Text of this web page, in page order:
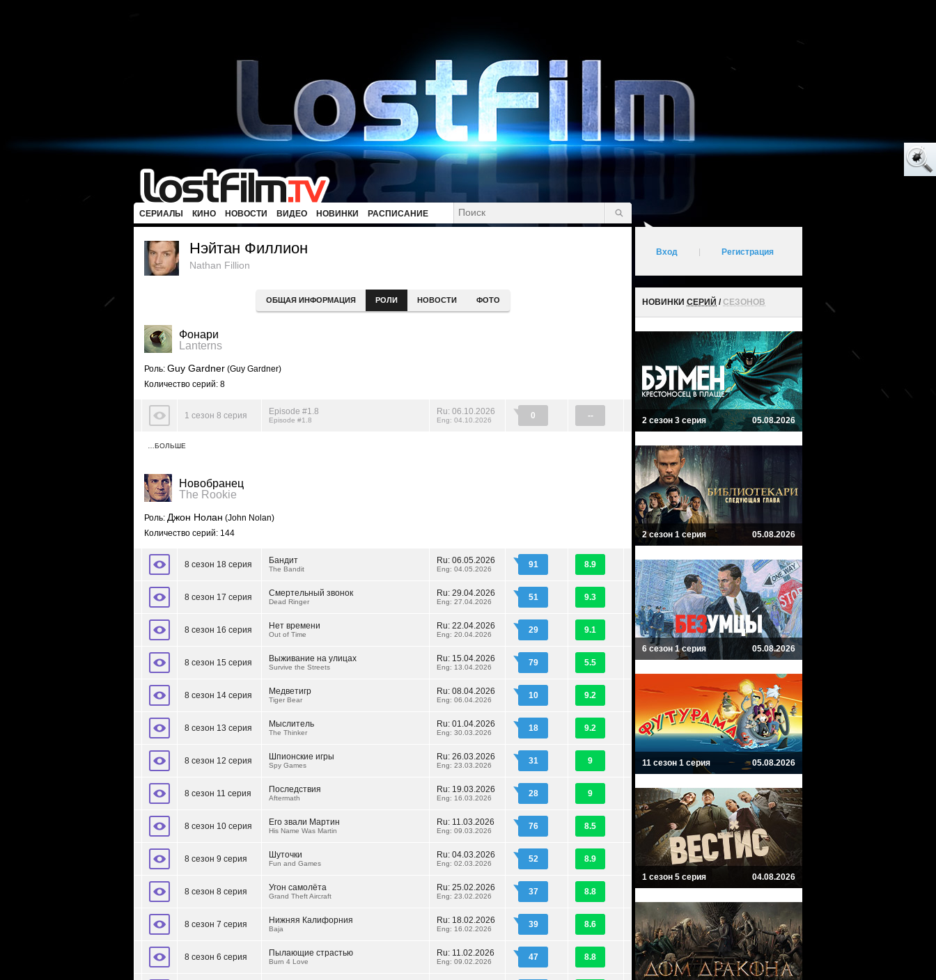
СЕРИАЛЫ КИНО НОВОСТИ ВИДЕО НОВИНКИ РАСПИСАНИЕ
Нэйтан Филлион
Nathan Fillion
ОБЩАЯ ИНФОРМАЦИЯ РОЛИ НОВОСТИ ФОТО
Фонари
Lanterns
Роль: Guy Gardner (Guy Gardner)
Количество серий: 8
1 сезон 8 серия Episode #1.8
Episode #1.8
Ru: 06.10.2026
Eng: 04.10.2026 0 --
…БОЛЬШЕ
Новобранец
The Rookie
Роль: Джон Нолан (John Nolan)
Количество серий: 144
8 сезон 18 серия Бандит
The Bandit
Ru: 06.05.2026
Eng: 04.05.2026 91 8.9
8 сезон 17 серия Смертельный звонок
Dead Ringer
Ru: 29.04.2026
Eng: 27.04.2026 51 9.3
8 сезон 16 серия Нет времени
Out of Time
Ru: 22.04.2026
Eng: 20.04.2026 29 9.1
8 сезон 15 серия Выживание на улицах
Survive the Streets
Ru: 15.04.2026
Eng: 13.04.2026 79 5.5
8 сезон 14 серия Медветигр
Tiger Bear
Ru: 08.04.2026
Eng: 06.04.2026 10 9.2
8 сезон 13 серия Мыслитель
The Thinker
Ru: 01.04.2026
Eng: 30.03.2026 18 9.2
8 сезон 12 серия Шпионские игры
Spy Games
Ru: 26.03.2026
Eng: 23.03.2026 31 9
8 сезон 11 серия Последствия
Aftermath
Ru: 19.03.2026
Eng: 16.03.2026 28 9
8 сезон 10 серия Его звали Мартин
His Name Was Martin
Ru: 11.03.2026
Eng: 09.03.2026 76 8.5
8 сезон 9 серия Шуточки
Fun and Games
Ru: 04.03.2026
Eng: 02.03.2026 52 8.9
8 сезон 8 серия Угон самолёта
Grand Theft Aircraft
Ru: 25.02.2026
Eng: 23.02.2026 37 8.8
8 сезон 7 серия Нижняя Калифорния
Baja
Ru: 18.02.2026
Eng: 16.02.2026 39 8.6
8 сезон 6 серия Пылающие страстью
Burn 4 Love
Ru: 11.02.2026
Eng: 09.02.2026 47 8.8
Вход Регистрация
НОВИНКИ СЕРИЙ /СЕЗОНОВ
2 сезон 3 серия 05.08.2026
2 сезон 1 серия 05.08.2026
6 сезон 1 серия 05.08.2026
11 сезон 1 серия 05.08.2026
1 сезон 5 серия 04.08.2026